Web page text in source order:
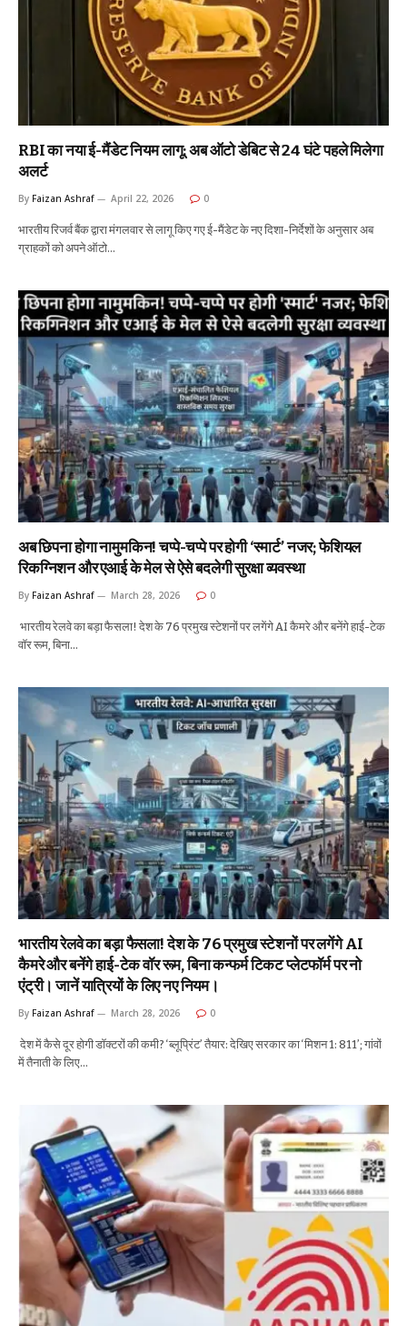
RBI का नया ई-मैंडेट नियम लागू: अब ऑटो डेबिट से 24 घंटे पहले मिलेगा
अलर्ट
By Faizan Ashraf April 22, 2026 0
भारतीय रिजर्व बैंक द्वारा मंगलवार से लागू किए गए ई-मैंडेट के नए दिशा-निर्देशों के अनुसार अब
ग्राहकों को अपने ऑटो…
अब छिपना होगा नामुमकिन! चप्पे-चप्पे पर होगी ‘स्मार्ट’ नजर; फेशियल
रिकग्निशन और एआई के मेल से ऐसे बदलेगी सुरक्षा व्यवस्था
By Faizan Ashraf March 28, 2026 0
भारतीय रेलवे का बड़ा फैसला! देश के 76 प्रमुख स्टेशनों पर लगेंगे AI कैमरे और बनेंगे हाई-टेक
वॉर रूम, बिना…
भारतीय रेलवे का बड़ा फैसला! देश के 76 प्रमुख स्टेशनों पर लगेंगे AI
कैमरे और बनेंगे हाई-टेक वॉर रूम, बिना कन्फर्म टिकट प्लेटफॉर्म पर नो
एंट्री। जानें यात्रियों के लिए नए नियम।
By Faizan Ashraf March 28, 2026 0
देश में कैसे दूर होगी डॉक्टरों की कमी? ‘ब्लूप्रिंट’ तैयार: देखिए सरकार का ‘मिशन 1: 811’; गांवों
में तैनाती के लिए…